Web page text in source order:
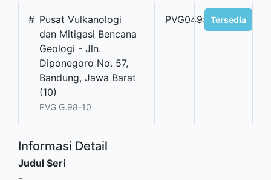
# Pusat Vulkanologi
dan Mitigasi Bencana
Geologi - Jln.
Diponegoro No. 57,
Bandung, Jawa Barat
(10)
PVG G.98-10
PVG04950Tersedia
Informasi Detail
Judul Seri
-